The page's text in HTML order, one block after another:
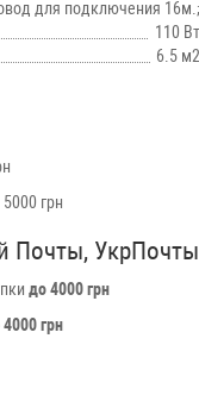
для подключения 16м.;
110 Вт
6.5 м2
грн
Почты, УкрПочты
до 4000 грн
грн